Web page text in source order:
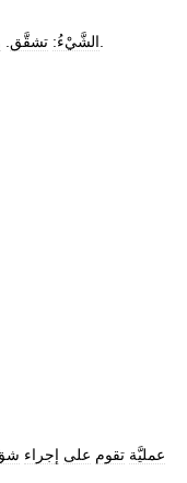
الشَّيْءُ: تشقَّق
عمليَّة تقوم على إجراء